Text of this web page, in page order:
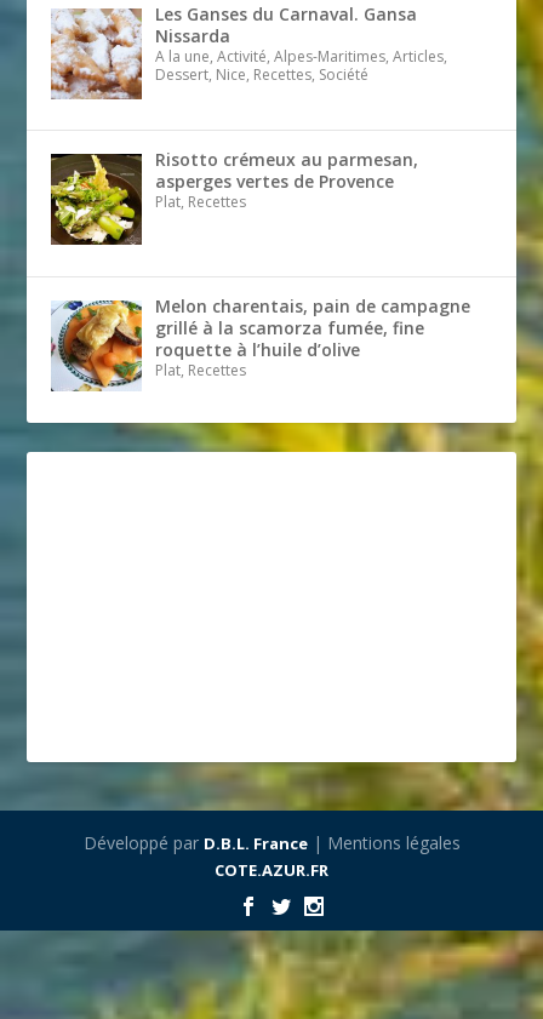
Les Ganses du Carnaval. Gansa
Nissarda
A la une, Activité, Alpes-Maritimes, Articles,
Dessert, Nice, Recettes, Société
Risotto crémeux au parmesan,
asperges vertes de Provence
Plat, Recettes
Melon charentais, pain de campagne
grillé à la scamorza fumée, fine
roquette à l’huile d’olive
Plat, Recettes
Développé par D.B.L. France| Mentions légales
COTE.AZUR.FR